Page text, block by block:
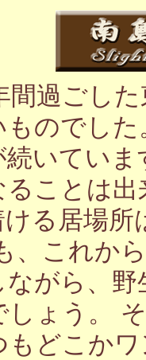
間過ごし
のでし
いてい
ことは
る居場
、これか
ながら、
しょう。
もどこか